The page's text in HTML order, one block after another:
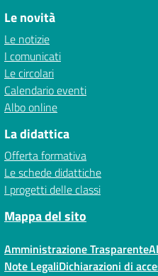
Le novità
Le notizie
I comunicati
Le circolari
Calendario eventi
Albo online
La didattica
Offerta formativa
Le schede didattiche
I progetti delle classi
Mappa del sito
Amministrazione Trasparente
Note LegaliDichiarazioni di